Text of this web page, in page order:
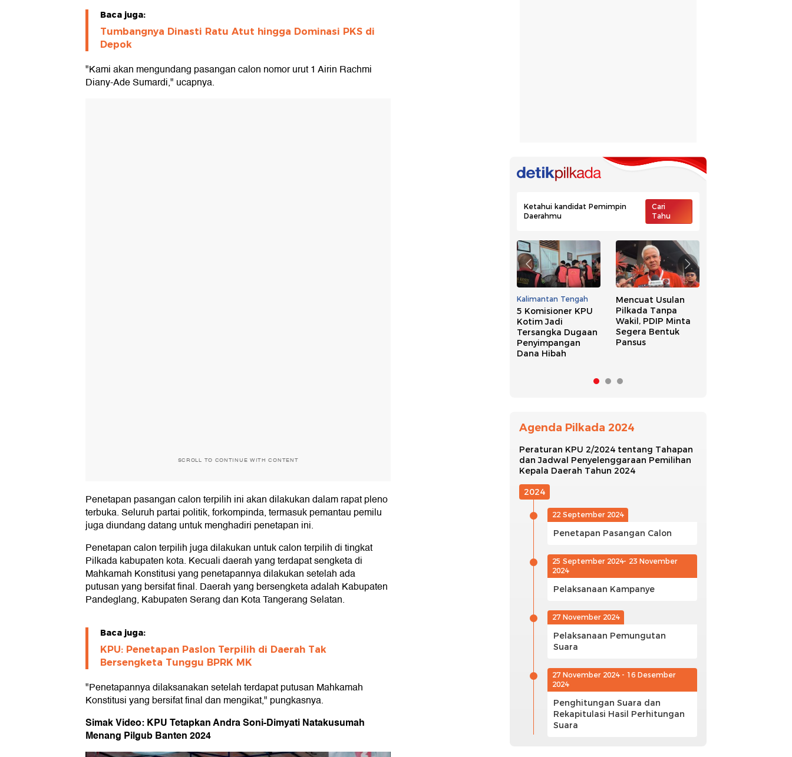
Baca juga:
Tumbangnya Dinasti Ratu Atut hingga Dominasi PKS di
Depok
"Kami akan mengundang pasangan calon nomor urut 1 Airin Rachmi
Diany-Ade Sumardi," ucapnya.
SCROLL TO CONTINUE WITH CONTENT
Penetapan pasangan calon terpilih ini akan dilakukan dalam rapat pleno
terbuka. Seluruh partai politik, forkompinda, termasuk pemantau pemilu
juga diundang datang untuk menghadiri penetapan ini.
Penetapan calon terpilih juga dilakukan untuk calon terpilih di tingkat
Pilkada kabupaten kota. Kecuali daerah yang terdapat sengketa di
Mahkamah Konstitusi yang penetapannya dilakukan setelah ada
putusan yang bersifat final. Daerah yang bersengketa adalah Kabupaten
Pandeglang, Kabupaten Serang dan Kota Tangerang Selatan.
Baca juga:
KPU: Penetapan Paslon Terpilih di Daerah Tak
Bersengketa Tunggu BPRK MK
"Penetapannya dilaksanakan setelah terdapat putusan Mahkamah
Konstitusi yang bersifat final dan mengikat," pungkasnya.
Simak Video: KPU Tetapkan Andra Soni-Dimyati Natakusumah
Menang Pilgub Banten 2024
Ketahui kandidat Pemimpin
Daerahmu
Cari
Tahu
Kalimantan Tengah
5 Komisioner KPU
Kotim Jadi
Tersangka Dugaan
Penyimpangan
Dana Hibah
Mencuat Usulan
Pilkada Tanpa
Wakil, PDIP Minta
Segera Bentuk
Pansus
Agenda Pilkada 2024
Peraturan KPU 2/2024 tentang Tahapan
dan Jadwal Penyelenggaraan Pemilihan
Kepala Daerah Tahun 2024
2024
22 September 2024
Penetapan Pasangan Calon
25 September 2024- 23 November
2024
Pelaksanaan Kampanye
27 November 2024
Pelaksanaan Pemungutan
Suara
27 November 2024 - 16 Desember
2024
Penghitungan Suara dan
Rekapitulasi Hasil Perhitungan
Suara